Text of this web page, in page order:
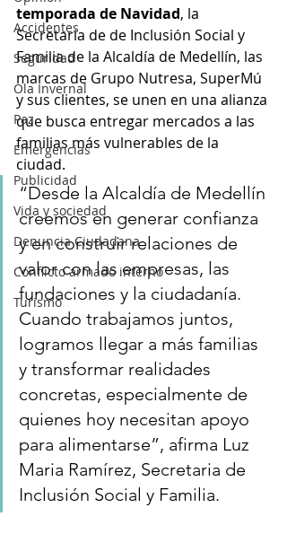
Accidentes
Seguridad
Ola Invernal
Paz
Emergencias
Publicidad
Vida y sociedad
Denuncia Ciudadana
Conflicto armado interno
Turismo
temporada de Navidad, la
Secretaria de de Inclusión Social y
Familia de la Alcaldía de Medellín, las
marcas de Grupo Nutresa, SuperMú
y sus clientes, se unen en una alianza
que busca entregar mercados a las
familias más vulnerables de la
ciudad.
“Desde la Alcaldía de Medellín
creemos en generar confianza
y en construir relaciones de
valor con las empresas, las
fundaciones y la ciudadanía.
Cuando trabajamos juntos,
logramos llegar a más familias
y transformar realidades
concretas, especialmente de
quienes hoy necesitan apoyo
para alimentarse”, afirma Luz
Maria Ramírez, Secretaria de
Inclusión Social y Familia.